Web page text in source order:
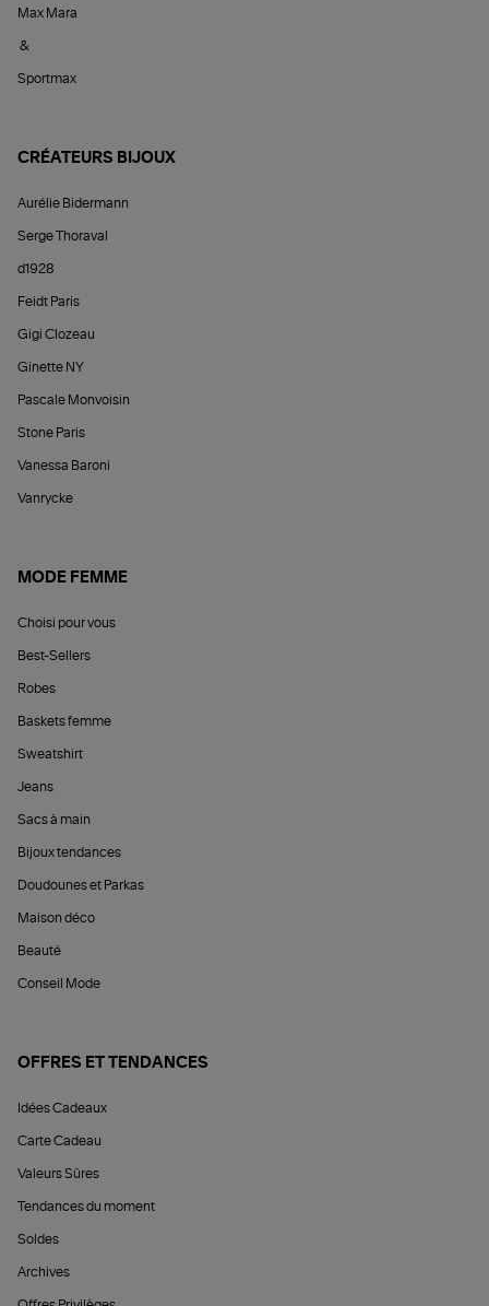
Max Mara
&
Sportmax
CRÉATEURS BIJOUX
Aurélie Bidermann
Serge Thoraval
d1928
Feidt Paris
Gigi Clozeau
Ginette NY
Pascale Monvoisin
Stone Paris
Vanessa Baroni
Vanrycke
MODE FEMME
Choisi pour vous
Best-Sellers
Robes
Baskets femme
Sweatshirt
Jeans
Sacs à main
Bijoux tendances
Doudounes et Parkas
Maison déco
Beauté
Conseil Mode
OFFRES ET TENDANCES
Idées Cadeaux
Carte Cadeau
Valeurs Sûres
Tendances du moment
Soldes
Archives